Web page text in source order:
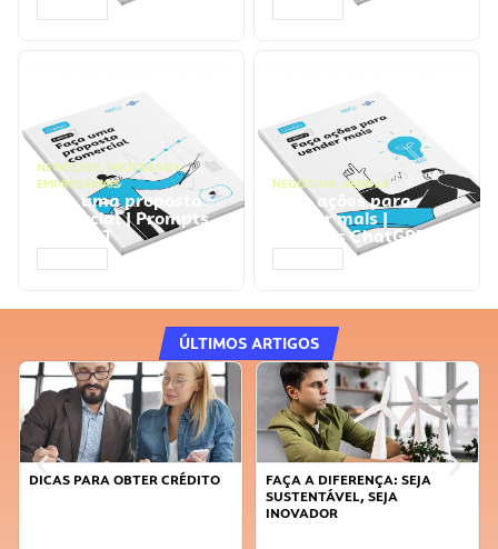
NEGÓCIOS, PROCESSOS
EMPRESARIAIS
Faça uma proposta
comercial | Prompts
ChatGPT
NEGÓCIOS, VENDAS
Faça ações para
vender mais |
Prompts ChatGPT
ÚLTIMOS ARTIGOS
DICAS PARA OBTER CRÉDITO
FAÇA A DIFERENÇA: SEJA
SUSTENTÁVEL, SEJA
INOVADOR